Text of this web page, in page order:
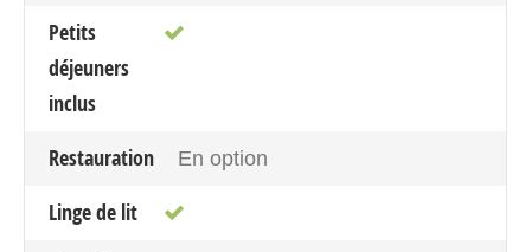
Petits
déjeuners
inclus
Restauration
En option
Linge de lit